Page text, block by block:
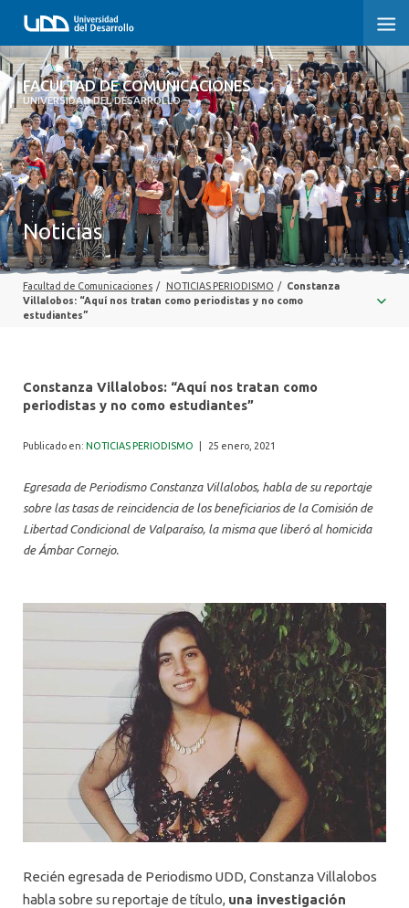
FACULTAD DE COMUNICACIONES
UNIVERSIDAD DEL DESARROLLO
FACULTAD DE COMUNICACIONES
INICIO
SOBRE LA FACULTAD
CARRERAS
POSTGRADOS Y EDUCACIÓN CONTINUA
INVESTIGACIÓN
ALUMNI
Noticias
Facultad de Comunicaciones / NOTICIAS PERIODISMO / Constanza
Villalobos: “Aquí nos tratan como periodistas y no como
estudiantes”
Constanza Villalobos: “Aquí nos tratan como
periodistas y no como estudiantes”
Publicado en: NOTICIAS PERIODISMO 25 enero, 2021
Egresada de Periodismo Constanza Villalobos, habla de su reportaje
sobre las tasas de reincidencia de los beneficiarios de la Comisión de
Libertad Condicional de Valparaíso, la misma que liberó al homicida
de Ámbar Cornejo.
Recién egresada de Periodismo UDD, Constanza Villalobos
habla sobre su reportaje de título, una investigación